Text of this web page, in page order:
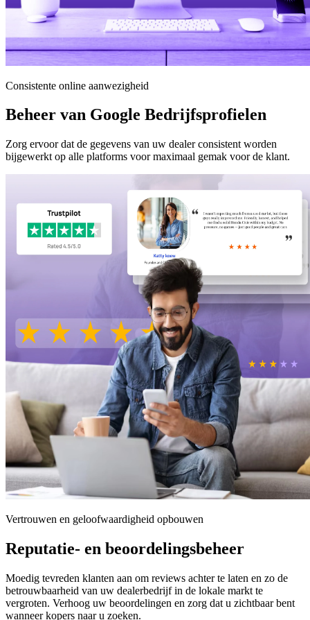
Consistente online aanwezigheid
Beheer van Google Bedrijfsprofielen
Zorg ervoor dat de gegevens van uw dealer consistent worden
bijgewerkt op alle platforms voor maximaal gemak voor de klant.
Vertrouwen en geloofwaardigheid opbouwen
Reputatie- en beoordelingsbeheer
Moedig tevreden klanten aan om reviews achter te laten en zo de
betrouwbaarheid van uw dealerbedrijf in de lokale markt te
vergroten. Verhoog uw beoordelingen en zorg dat u zichtbaar bent
wanneer kopers naar u zoeken.